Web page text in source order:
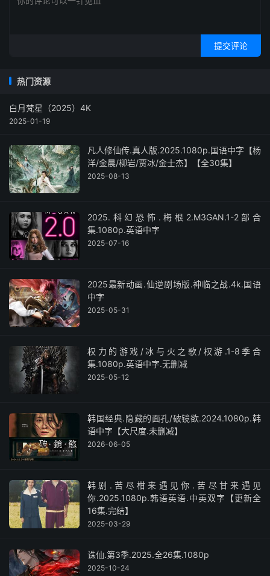
提交评论
热门资源
白月梵星（2025）4K
2025-01-19
凡人修仙传.真人版.2025.1080p.国语中字【杨
洋/金晨/柳岩/贾冰/金士杰】【全30集】
2025-08-13
2025.科幻恐怖.梅根2.M3GAN.1-2部合
集.1080p.英语中字
2025-07-16
2025最新动画.仙逆剧场版.神临之战.4k.国语
中字
2025-05-31
权力的游戏/冰与火之歌/权游.1-8季合
集.1080p.英语中字.无删减
2025-05-12
韩国经典.隐藏的面孔/破镜欲.2024.1080p.韩
语中字【大尺度.未删减】
2026-06-05
韩剧.苦尽柑来遇见你.苦尽甘来遇见
你.2025.1080p.韩语英语.中英双字【更新全
16集.完结】
2025-03-29
诛仙.第3季.2025.全26集.1080p
2025-10-24